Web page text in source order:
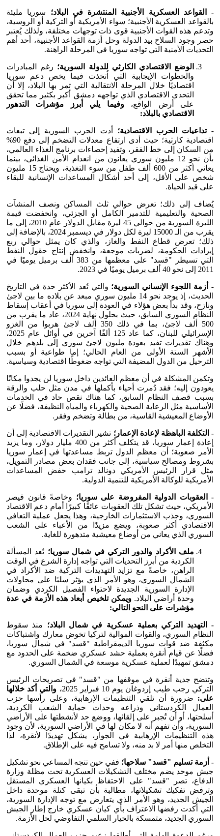
- القواعد العسكرية الأجنبية المنتشرة في البلاد؛ سوريا مليئة
بالقواعد العسكرية الأجنبية؛ سواء الأمريكية أو التركية أو الروسية،
وتدعم هذه القوات الأجنبية قوى ذات توجهات مختلفة، ولذلك يُعتبر
حصر وجود السلاح بيد الدولة وحل أزمة القواعد الأجنبية، أحد أهم
التحديات الأمنية التي تواجه سوريا في المرحلة الراهنة.
الوضع الاقتصادي الكارثي للدولة السورية؛ رغم المبادرات
والخطوات الإيجابية التي اُتخذت فيما يخص دعم سوريا
اقتصاديًا خلال المرحلة الانتقالية التي تمر بها البلاد، إلا أن
التحدي الاقتصادي الذي تواجهه دمشق أكبر بكثير مما تحقق
على أرض الواقع،وفيما يلي أبرز مؤشرات التدهور
الاقتصادي بالبلاد:
- تداعيات الحرب الاقتصادية؛ أدت الحرب السورية إلى تبعات
اقتصادية كارثية؛ حيث أدى ارتفاع معدلات التضخم إلى دفع 90%
من السكان إلى خط الفقر، وتفيد إحصاءات برنامج الغذاء العالمي،
بأن نحو 12 مليون سوري يعانون من انعدام الأمن الغذائي، بينما
يعاني أكثر من 600 ألف طفل من سوء التغذية، ويحتاج 15 مليون
شخص على الأقل، إلى أحد أشكال المساعدات الإنسانية للبقاء
على قيد الحياة.
يُضاف إلى ذلك؛ تعرض حوالي ثلث المساكن ونصف المنشآت
الصحية والتعليمية للتدمير الكامل أو الجزئي، وانخفضت قيمة
الليرة السورية من حوالي 45 ليرة مقابل الدولار عام 2010، إلى ما
يقرب من الـ 15000 ليرة لكل دولار في ديسمبر 2024، بالإضافة إلى
ذلك؛ تعرض قطاع النفط والغاز، والذي كان يمثل حوالي ربع
إيرادات الحكومة، لضربات موجعة، وانخفض إنتاج حقول النفط
التي تسيطر "قسد" على معظمها من 383 ألف برميل يوميًا في
2011 إلى نحو 40 ألف برميل يوميًا في 2023.
- أزمة اللجوء الإنساني السورية؛ والتي تُعد الأكثر حدة في التاريخ
الحديث، إذ يوجد نحو 14 مليون سوري مبعد عن بلاده ما بين لاجئ
ونازح، وقد بدأ بعض هؤلاء في العودة إلى سوريا في أعقاب إسقاط
النظام السوري السابق، حيث بحلول نهاية 2024، عاد ما يقرب من
500 ألف لاجئ، بما في ذلك 350 ألف لاجئ هربوا من الغزو
الإسرائيلي للبنان، كما عاد 125 ألفًا آخرين في أوائل عام 2025،
وهناك تقديرات تفيد بعودة مليون لاجئ سوري إلى بلدهم خلال
الأشهر الستة الأولى من العام الحالي؛ إما طواعية أو بسبب
الترحيل من الدول المضيفة التي تواجه ضغوطًا اقتصادية وسياسية.
وتكمن المشكلة في أن معظم العائدين داخل سوريا لن يجدوا مكانًا
يعودون إليه؛ فقد دُمرت أحياء بأكملها في مدن مثل حلب والرقة
بسبب قصف النظام السابق، كما هناك نقص حاد في الخدمات
الأساسية مثل الرعاية الصحية والكهرباء والمياه النظيفة، فضلًا عن
الأوضاع المعيشية القاسية، من بطالة وتضخم وفقر.
- التكلفة الباهظة لإعادة الإعمار؛ تشير التقديرات الاقتصادية إلى أن
إعادة إعمار سوريا، قد يتكلف أكثر من 400 مليار دولار، وما يزيد
الأمر صعوبة؛ أن معظم الدول تربط مساعدتها في إعمار سوريا
بشروط ومصالح سياسية، إلى جانب فقدان بعض مصادر التمويل،
مثل قرار الرئيس الأمريكي دونالد ترامب حفض المساعدات
الأمريكية للوكالة الأمريكية للتنمية الدولية.
- العقوبات الدولية المفروضة على سوريا؛ وخاصةً قانون قيصر
الأمريكي، حيث تشكل تلك العقوبات عائقًا كبيرًا أمام دعم الاقتصاد
السوري، وجذب الاستثمارات الخارجية، وهذا يجعل عملية التعافي
الاقتصادي أكثر صعوبة، ويضع مزيدًا من الأعباء على الشعب
السوري الذي يعاني من أوضاع معيشية متدهورة للغاية.
ملف الأكراد والدور التركي في شمال سوريا؛ تُعد المسألة
الكردية من أبرز التحديات التي تواجه إدارة الشرع في الوقت
الراهن، خاصةً مع تزايد التهديدات التركية ضد الأكراد في
الشمال السوري، وهو الأمر الذي يؤثر سلبًا على محاولات
الإدارة السورية الجديدة لاحتواء الفصيل الكردي وضمان
وحدة أراضي البلاد.ويمكن تلخيص أبعاد هذه الأزمة في عدة
مؤشرات على النحو التالي:
- التهديد التركي بعملية عسكرية في شمال البلاد؛ منذ سقوط
النظام السوري، والقوات الموالية لتركيا تخوض معارك واشتباكات
مكثفة ضد قوات سوريا الديمقراطية "قسد" في شمال سوريا،
فضلًا عن قيام أنقرة بعملية حشد عسكري ضخمة على الحدود مع
دمشق تمهيدًا لعملية عسكرية موسعة في الشمال السوري.
وتتضح جدية أنقرة في موقفها من "قسد" في تصريحات الرئيس
التركي رجب طيب إردوغان يوم 10 فبراير 2025،
والتي أكد خلالها
على: ضرورة أن تلقي التنظيمات الإرهابية، وعلى رأسها حزب
العمال الكردستاني وذراعه وحدات حماية الشعب الكردية،
أسلحتها، أو أن تُجبر على إلقائها، ووضع حد لأنشطتها على الأراضي
السورية، وأن تفهم أنه لا مكان لها في الأراضي السورية، لأن وجود
هذه التنظيمات الإرهابية في الجوار، يشكل تهديدًا لأنقرة، لذا
التخلص منها أمر لا بد منه، ولا تسامح فيه على الإطلاق.
- أزمة تسليم "قسد" سلاحها؛ ففي حين تتجه المساعي نحو تشكيل
جيش موحد يضم مختلف التشكيلات العسكرية تحت مظلة وزارة
الدفاع، تصر "قسد" على الاحتفاظ بكيانها العسكري المستقل
وترفض تفكيك تشكيلاتها، مطالبة بأن تبقى كتلة موحدة داخل
الجيش الجديد، وهو الأمر الذي يتعارض مع توجه الإدارة السورية،
التي أكدت رفضها الاعتراف بأي كيان عسكري خارج إطار الجيش
السوري الجديد، متمسكة بالخيار السلمي التفاوضي لحل الأزمة.